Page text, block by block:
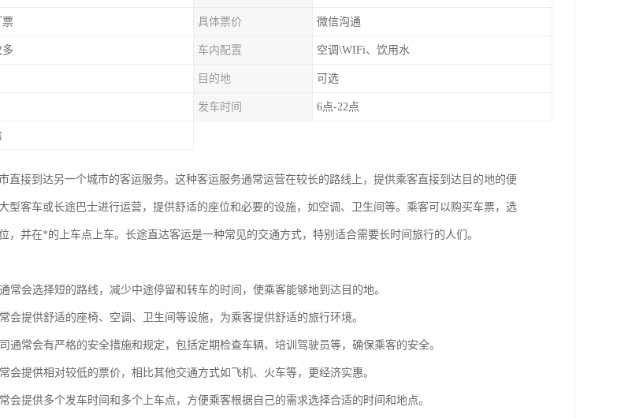
票 具体票价 微信沟通
车内配置 空调\WIFi、饮用水
目的地 可选
发车时间 6点-22点
直接到达另一个城市的客运服务。这种客运服务通常运营在较长的路线上，提供乘客直接到达目的地的便
型客车或长途巴士进行运营，提供舒适的座位和必要的设施，如空调、卫生间等。乘客可以购买车票，选
，并在*的上车点上车。长途直达客运是一种常见的交通方式，特别适合需要长时间旅行的人们。
常会选择短的路线，减少中途停留和转车的时间，使乘客能够地到达目的地。
会提供舒适的座椅、空调、卫生间等设施，为乘客提供舒适的旅行环境。
通常会有严格的安全措施和规定，包括定期检查车辆、培训驾驶员等，确保乘客的安全。
会提供相对较低的票价，相比其他交通方式如飞机、火车等，更经济实惠。
会提供多个发车时间和多个上车点，方便乘客根据自己的需求选择合适的时间和地点。